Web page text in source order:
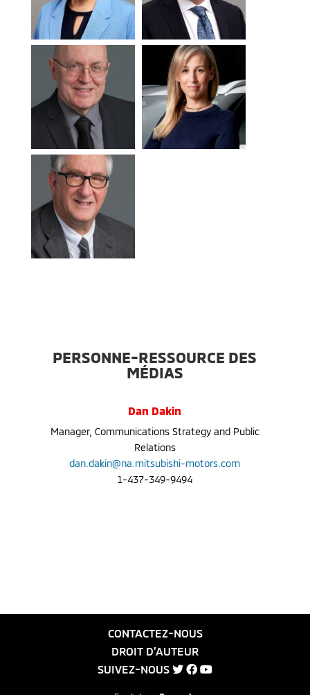
PERSONNE-RESSOURCE DES
MÉDIAS
Dan Dakin
Manager, Communications Strategy and Public
Relations
dan.dakin@na.mitsubishi-motors.com
1-437-349-9494
CONTACTEZ-NOUS
DROIT D’AUTEUR
SUIVEZ-NOUS